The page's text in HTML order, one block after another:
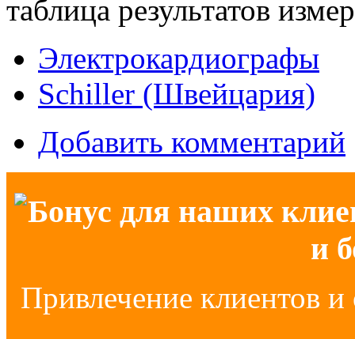
таблица результатов
Электрокардиографы
Schiller (Швейцария)
Добавить комментарий
Бонус для наших
и
Привлечение клиентов и